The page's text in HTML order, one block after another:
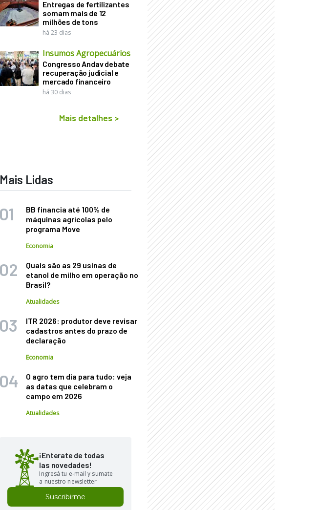
Entregas de fertilizantes
somam mais de 12
milhões de tons
há 23 dias
Insumos Agropecuários
Congresso Andav debate
recuperação judicial e
mercado financeiro
há 30 dias
Mais detalhes >
Mais Lidas
BB financia até 100% de
máquinas agrícolas pelo
programa Move
Economia
Quais são as 29 usinas de
etanol de milho em operação no
Brasil?
Atualidades
ITR 2026: produtor deve revisar
cadastros antes do prazo de
declaração
Economia
O agro tem dia para tudo: veja
as datas que celebram o
campo em 2026
Atualidades
¡Enterate de todas
las novedades!
Ingresá tu e-mail y sumate
a nuestro newsletter
Suscribirme